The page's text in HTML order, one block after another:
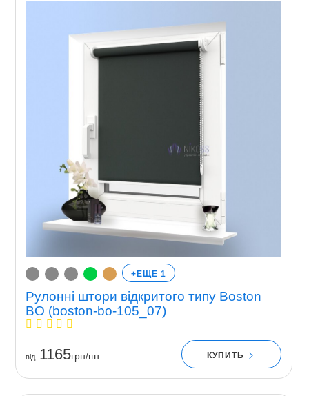
+ЕЩЕ 1
Рулонні штори відкритого типу Boston
BO (boston-bo-105_07)
вiд1165грн/шт. КУПИТЬ